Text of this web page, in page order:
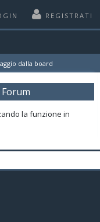
REGISTRATI
dalla board
la funzione in